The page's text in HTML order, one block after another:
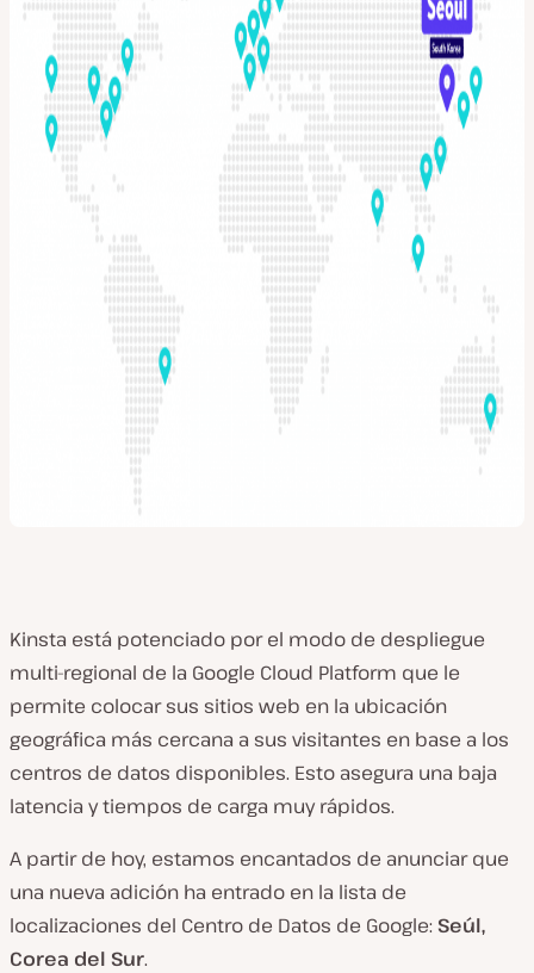
Kinsta está potenciado por el modo de despliegue
multi-regional de la Google Cloud Platform que le
permite colocar sus sitios web en la ubicación
geográfica más cercana a sus visitantes en base a los
centros de datos disponibles. Esto asegura una baja
latencia y tiempos de carga muy rápidos.
A partir de hoy, estamos encantados de anunciar que
una nueva adición ha entrado en la lista de
localizaciones del Centro de Datos de Google: Seúl,
Corea del Sur.